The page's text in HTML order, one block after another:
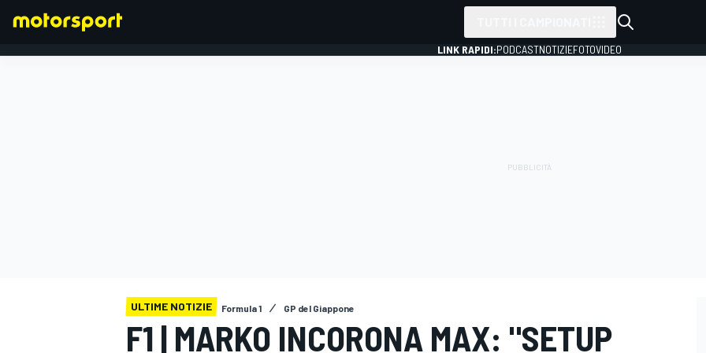
LINK RAPIDI:PODCASTNOTIZIEFOTOVIDEO
ULTIME NOTIZIE Formula 1 GP del Giappone
F1 | MARKO INCORONA MAX: "SETUP